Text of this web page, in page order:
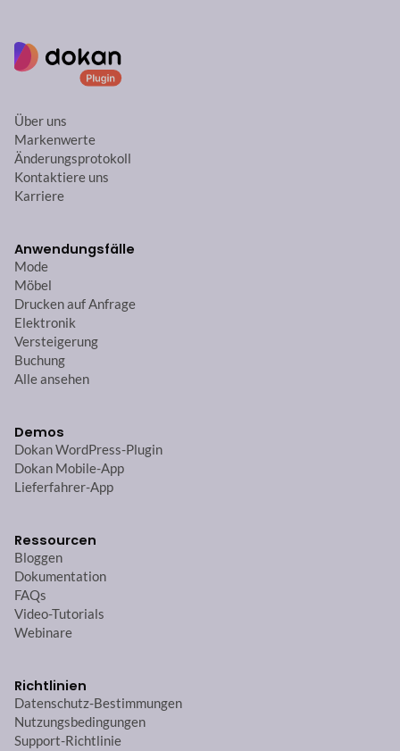
Über uns
Markenwerte
Änderungsprotokoll
Kontaktiere uns
Karriere
Anwendungsfälle
Mode
Möbel
Drucken auf Anfrage
Elektronik
Versteigerung
Buchung
Alle ansehen
Demos
Dokan WordPress-Plugin
Dokan Mobile-App
Lieferfahrer-App
Ressourcen
Bloggen
Dokumentation
FAQs
Video-Tutorials
Webinare
Richtlinien
Datenschutz-Bestimmungen
Nutzungsbedingungen
Support-Richtlinie